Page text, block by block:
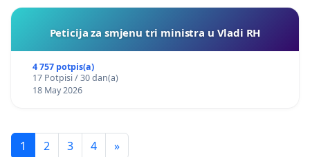
Peticija za smjenu tri ministra u Vladi RH
4 757 potpis(a)
17 Potpisi / 30 dan(a)
18 May 2026
1 2 3 4 »